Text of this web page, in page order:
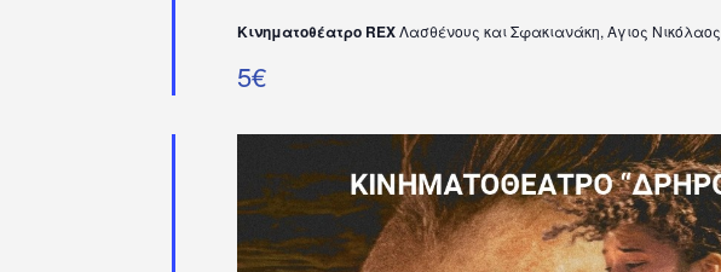
Κινηματοθέατρο REXΛασθένους και Σφακιανάκη, Αγιος Νικόλαος
5€